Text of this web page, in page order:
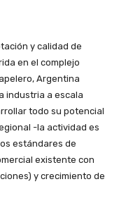
y calidad de
en el complejo
Argentina
industria a escala
todo su potencial
-la actividad es
estándares de
existente con
y crecimiento de